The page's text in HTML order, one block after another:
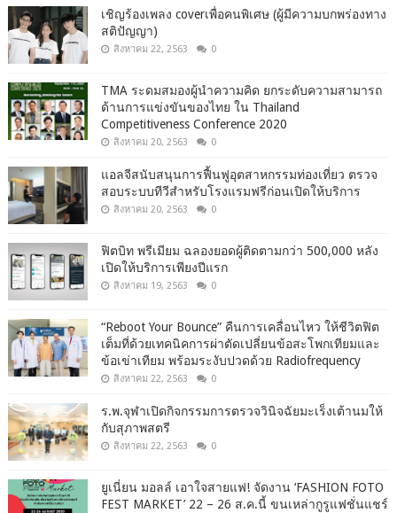
เชิญร้องเพลง coverเพื่อคนพิเศษ (ผู้มีความบกพร่องทาง
สติปัญญา)
สิงหาคม 22, 2563 0
TMA ระดมสมองผู้นำความคิด ยกระดับความสามารถ
ด้านการแข่งขันของไทย ใน Thailand
Competitiveness Conference 2020
สิงหาคม 20, 2563 0
แอลจีสนับสนุนการฟื้นฟูอุตสาหกรรมท่องเที่ยว ตรวจ
สอบระบบทีวีสำหรับโรงแรมฟรีก่อนเปิดให้บริการ
สิงหาคม 20, 2563 0
ฟิตบิท พรีเมียม ฉลองยอดผู้ติดตามกว่า 500,000 หลัง
เปิดให้บริการเพียงปีแรก
สิงหาคม 19, 2563 0
“Reboot Your Bounce” คืนการเคลื่อนไหว ให้ชีวิตฟิต
เต็มที่ด้วยเทคนิคการผ่าตัดเปลี่ยนข้อสะโพกเทียมและ
ข้อเข่าเทียม พร้อมระงับปวดด้วย Radiofrequency
สิงหาคม 22, 2563 0
ร.พ.จุฬาเปิดกิจกรรมการตรวจวินิจฉัยมะเร็งเต้านมให้
กับสุภาพสตรี
สิงหาคม 22, 2563 0
ยูเนี่ยน มอลล์ เอาใจสายแฟ! จัดงาน ‘FASHION FOTO
FEST MARKET’ 22 – 26 ส.ค.นี้ ขนเหล่ากูรูแฟชั่นแชร์